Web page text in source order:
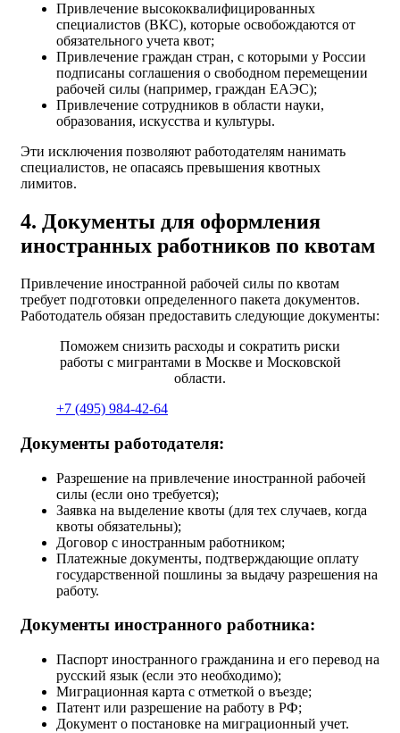
Привлечение высококвалифицированных
специалистов (ВКС), которые освобождаются от
обязательного учета квот;
Привлечение граждан стран, с которыми у России
подписаны соглашения о свободном перемещении
рабочей силы (например, граждан ЕАЭС);
Привлечение сотрудников в области науки,
образования, искусства и культуры.
Эти исключения позволяют работодателям нанимать
специалистов, не опасаясь превышения квотных
лимитов.
4. Документы для оформления
иностранных работников по квотам
Привлечение иностранной рабочей силы по квотам
требует подготовки определенного пакета документов.
Работодатель обязан предоставить следующие документы:
Поможем снизить расходы и сократить риски
работы с мигрантами в Москве и Московской
области.
+7 (495) 984-42-64
Документы работодателя:
Разрешение на привлечение иностранной рабочей
силы (если оно требуется);
Заявка на выделение квоты (для тех случаев, когда
квоты обязательны);
Договор с иностранным работником;
Платежные документы, подтверждающие оплату
государственной пошлины за выдачу разрешения на
работу.
Документы иностранного работника:
Паспорт иностранного гражданина и его перевод на
русский язык (если это необходимо);
Миграционная карта с отметкой о въезде;
Патент или разрешение на работу в РФ;
Документ о постановке на миграционный учет.